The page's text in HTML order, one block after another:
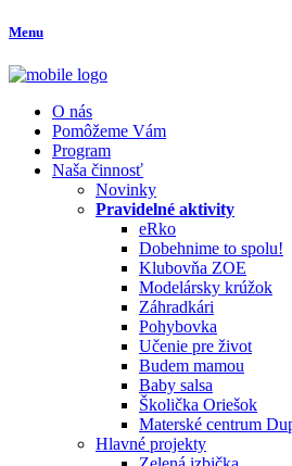
Menu
O nás
Pomôžeme Vám
Program
Naša činnosť
Novinky
Pravidelné aktivity
eRko
Dobehnime to spolu!
Klubovňa ZOE
Modelársky krúžok
Záhradkári
Pohybovka
Učenie pre život
Budem mamou
Baby salsa
Školička Oriešok
Materské centrum
Hlavné projekty